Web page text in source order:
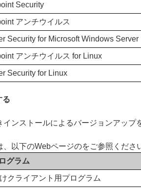
Security
アンチウイルス
Security for Microsoft Windows Server
アンチウイルス for Linux
Security for Linux
る
インストールによるバージョンアップ
、以下のWebページのをご参照くださ
グラム
クライアント用プログラム